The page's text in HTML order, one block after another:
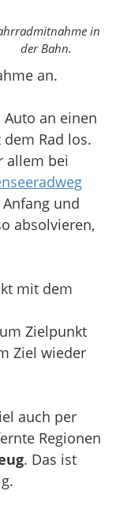
in
der Bahn.
an.
an einen
Rad los.
allem bei
und
absolvieren,
mit dem
Zielpunkt
Ziel wieder
auch per
Regionen
. Das ist